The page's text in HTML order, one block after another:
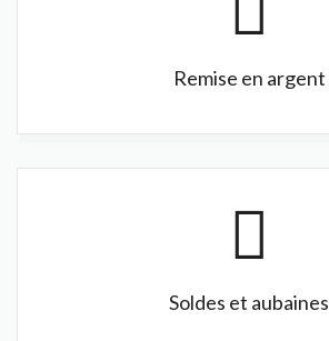
Remise en argent
Soldes et aubaines